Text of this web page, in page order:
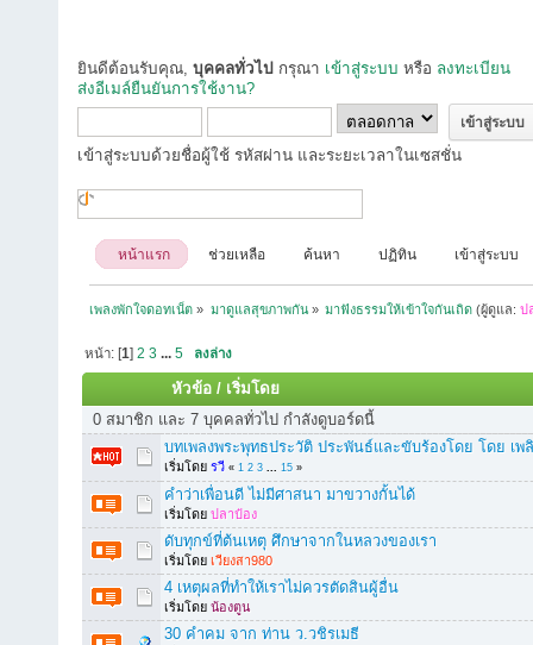
ยินดีต้อนรับคุณ, บุคคลทั่วไป กรุณา เข้าสู่ระบบ หรือ ลงทะเบียน
ส่งอีเมล์ยืนยันการใช้งาน?
เข้าสู่ระบบด้วยชื่อผู้ใช้ รหัสผ่าน และระยะเวลาในเซสชั่น
หน้าแรก ช่วยเหลือ ค้นหา ปฏิทิน เข้าสู่ระบบ
เพลงพักใจดอทเน็ต » มาดูแลสุขภาพกัน» มาฟังธรรมให้เข้าใจกันเถิด (ผู้ดูแล:ป
หน้า: [1]2 3 ...5 ลงล่าง
หัวข้อ / เริ่มโดย
0 สมาชิก และ 7 บุคคลทั่วไป กำลังดูบอร์ดนี้
บทเพลงพระพุทธประวัติ ประพันธ์และขับร้องโดย โดย เ
เริ่มโดย รวี « 1 2 3 ... 15 »
คำว่าเพื่อนดี ไม่มีศาสนา มาขวางกั้นได้
เริ่มโดย ปลาป๋อง
ดับทุกข์ที่ต้นเหตุ ศึกษาจากในหลวงของเรา
เริ่มโดย เวียงสา980
4 เหตุผลที่ทำให้เราไม่ควรตัดสินผู้อื่น
เริ่มโดย น้องตูน
30 คำคม จาก ท่าน ว.วชิรเมธี